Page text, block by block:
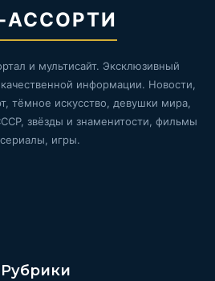
АССОРТИ
и мультисайт. Эксклюзивный
информации. Новости,
тёмное искусство, девушки мира,
звёзды и знаменитости, фильмы
игры.
Рубрики